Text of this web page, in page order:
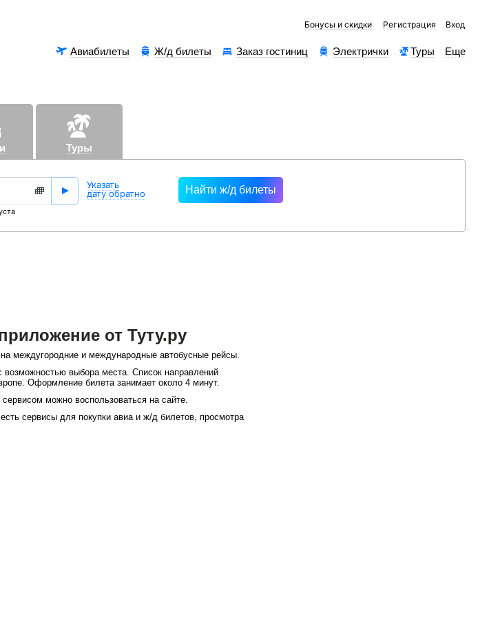
Авиабилеты Ж/д билеты Заказ гостиниц Электрички Туры Еще
Бонусы и скидки Вход
Регистрация
Туры
Указать
дату обратно
Найти ж/д билеты
от Туту.ру
междугородние и международные автобусные рейсы.
выбора места. Список направлений
Оформление билета занимает около 4 минут.
можно воспользоваться на сайте.
сервисы для покупки авиа и ж/д билетов, просмотра